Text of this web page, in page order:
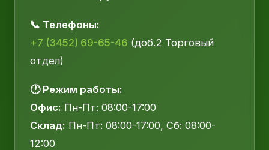
📞 Телефоны:
+7 (3452) 69-65-46 (доб.2 Торговый
отдел)
🕐 Режим работы:
Офис: Пн-Пт: 08:00-17:00
Склад: Пн-Пт: 08:00-17:00, Сб: 08:00-
12:00